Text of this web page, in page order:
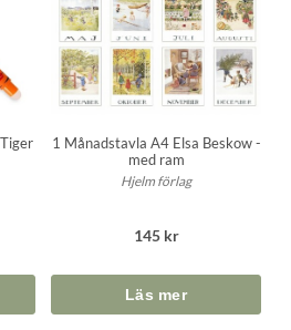
1 Månadstavla A4 Elsa Beskow -
med ram
Hjelm förlag
145 kr